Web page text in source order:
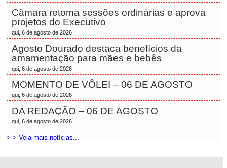
Câmara retoma sessões ordinárias e aprova
projetos do Executivo
qui, 6 de agosto de 2026
Agosto Dourado destaca benefícios da
amamentação para mães e bebês
qui, 6 de agosto de 2026
MOMENTO DE VÔLEI – 06 DE AGOSTO
qui, 6 de agosto de 2026
DA REDAÇÃO – 06 DE AGOSTO
qui, 6 de agosto de 2026
> > Veja mais notícias...